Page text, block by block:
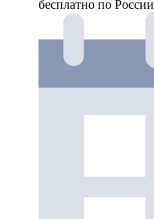
бесплатно по России